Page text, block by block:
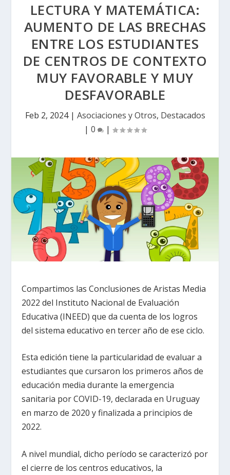
LECTURA Y MATEMÁTICA:
AUMENTO DE LAS BRECHAS
ENTRE LOS ESTUDIANTES
DE CENTROS DE CONTEXTO
MUY FAVORABLE Y MUY
DESFAVORABLE
Feb 2, 2024| Asociaciones y Otros, Destacados
| 0 |
Compartimos las Conclusiones de Aristas Media
2022 del Instituto Nacional de Evaluación
Educativa (INEED) que da cuenta de los logros
del sistema educativo en tercer año de ese ciclo.
Esta edición tiene la particularidad de evaluar a
estudiantes que cursaron los primeros años de
educación media durante la emergencia
sanitaria por COVID-19, declarada en Uruguay
en marzo de 2020 y finalizada a principios de
2022.
A nivel mundial, dicho período se caracterizó por
el cierre de los centros educativos, la